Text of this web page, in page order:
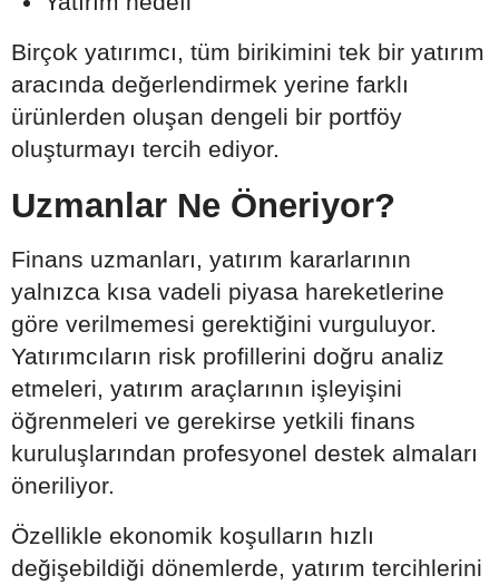
Birçok yatırımcı, tüm birikimini tek bir yatırım
aracında değerlendirmek yerine farklı
ürünlerden oluşan dengeli bir portföy
oluşturmayı tercih ediyor.
Uzmanlar Ne Öneriyor?
Finans uzmanları, yatırım kararlarının
yalnızca kısa vadeli piyasa hareketlerine
göre verilmemesi gerektiğini vurguluyor.
Yatırımcıların risk profillerini doğru analiz
etmeleri, yatırım araçlarının işleyişini
öğrenmeleri ve gerekirse yetkili finans
kuruluşlarından profesyonel destek almaları
öneriliyor.
Özellikle ekonomik koşulların hızlı
değişebildiği dönemlerde, yatırım tercihlerini